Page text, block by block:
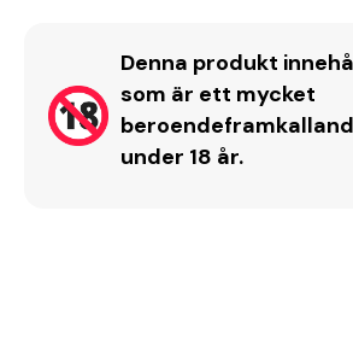
Denna produkt
som är ett mycket
under 18 år.